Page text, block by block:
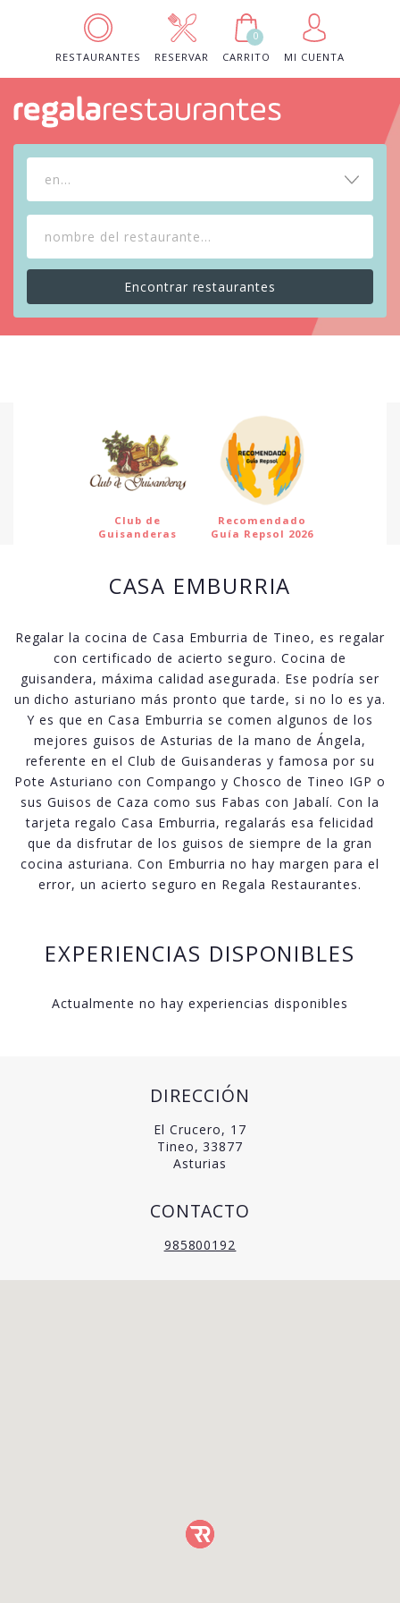
RESTAURANTES RESERVAR
0
CARRITO
MI CUENTA
en...
Club de
Guisanderas
Recomendado
Guía Repsol 2026
CASA EMBURRIA
Regalar la cocina de Casa Emburria de Tineo, es regalar
con certificado de acierto seguro. Cocina de
guisandera, máxima calidad asegurada. Ese podría ser
un dicho asturiano más pronto que tarde, si no lo es ya.
Y es que en Casa Emburria se comen algunos de los
mejores guisos de Asturias de la mano de Ángela,
referente en el Club de Guisanderas y famosa por su
Pote Asturiano con Compango y Chosco de Tineo IGP o
sus Guisos de Caza como sus Fabas con Jabalí. Con la
tarjeta regalo Casa Emburria, regalarás esa felicidad
que da disfrutar de los guisos de siempre de la gran
cocina asturiana. Con Emburria no hay margen para el
error, un acierto seguro en Regala Restaurantes.
EXPERIENCIAS DISPONIBLES
Actualmente no hay experiencias disponibles
DIRECCIÓN
El Crucero, 17
Tineo, 33877
Asturias
CONTACTO
985800192